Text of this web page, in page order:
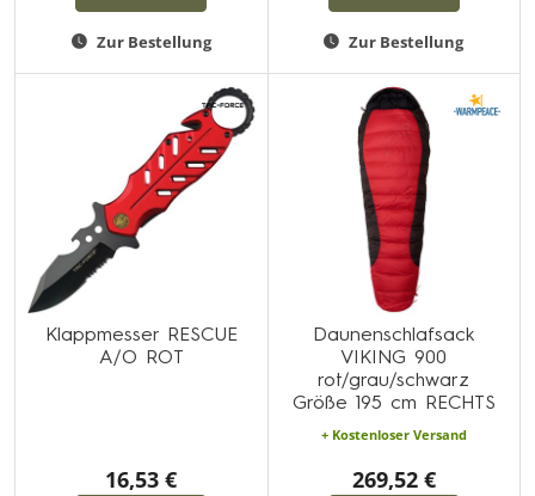
Zur Bestellung Zur Bestellung
Klappmesser RESCUE
A/O ROT
16,53 €
Daunenschlafsack
VIKING 900
rot/grau/schwarz
Größe 195 cm RECHTS
+ Kostenloser Versand
269,52 €